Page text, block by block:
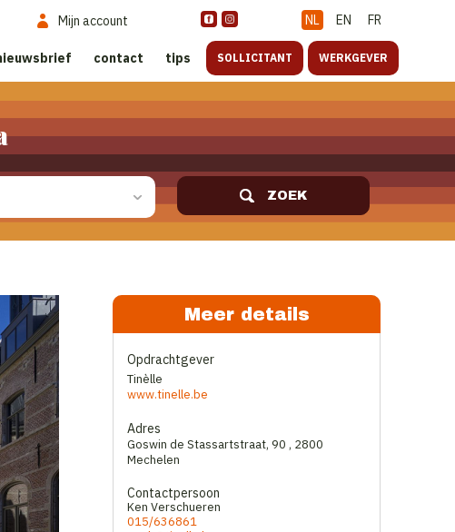
NL EN FR
Mijn account
contact tips SOLLICITANT WERKGEVER
ZOEK
Meer details
Opdrachtgever
Tinèlle
www.tinelle.be
Adres
Goswin de Stassartstraat, 90 , 2800
Mechelen
Contactpersoon
Ken Verschueren
015/636861